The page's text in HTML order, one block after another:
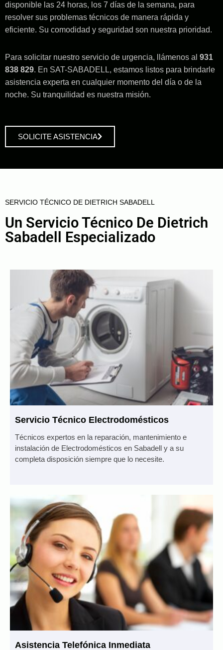
disponible las 24 horas, los 7 días de la semana, para
resolver sus problemas técnicos de manera rápida y
eficiente. Su comodidad y seguridad son nuestra prioridad.
Para solicitar nuestro servicio de urgencia, llámenos al 931
838 829. En SAT-SABADELL, estamos listos para brindarle
asistencia experta en cualquier momento del día o de la
noche. Su tranquilidad es nuestra misión.
SOLICITE ASISTENCIA
SERVICIO TÉCNICO DE DIETRICH SABADELL
Un Servicio Técnico De Dietrich
Sabadell Especializado
Servicio Técnico Electrodomésticos
Técnicos expertos en la reparación, mantenimiento e
instalación de Electrodomésticos en Sabadell y a su
completa disposición siempre que lo necesite.
Asistencia Telefónica Inmediata